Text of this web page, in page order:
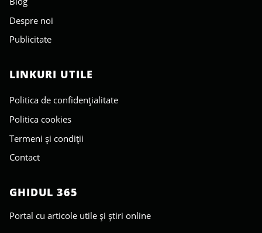
Despre noi
Publicitate
LINKURI UTILE
Politica de confidențialitate
Politica cookies
Termeni și condiții
Contact
GHIDUL 365
Portal cu articole utile și știri online